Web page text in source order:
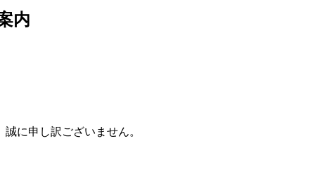
内
に申し訳ございません。